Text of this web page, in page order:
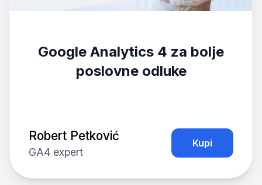
Google Analytics 4 za bolje
poslovne odluke
Robert Petković
GA4 expert
Kupi